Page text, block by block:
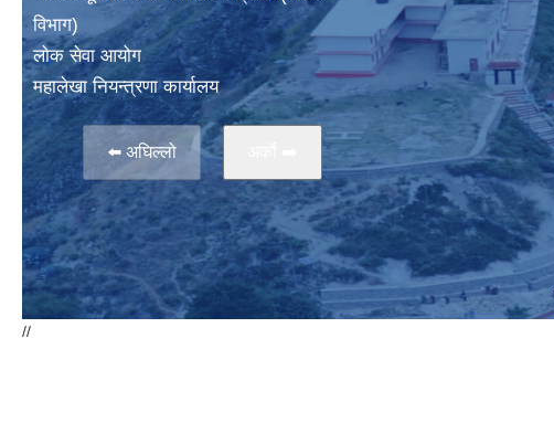
विभाग)
लाेक सेवा आयोग
महालेखा नियन्त्रणा कार्यालय
⬅️ अघिल्लो
//